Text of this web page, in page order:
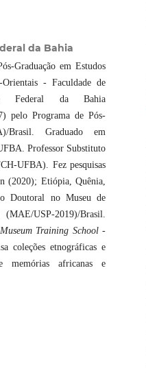
da Bahia
Graduação em Estudos
- Faculdade de
Federal da Bahia
pelo Programa de Pós-
Brasil. Graduado em
Professor Substituto
UFBA). Fez pesquisas
(2020); Etiópia, Quênia,
Doutoral no Museu de
USP-2019)/Brasil.
Museum Training School -
coleções etnográficas e
memórias africanas e